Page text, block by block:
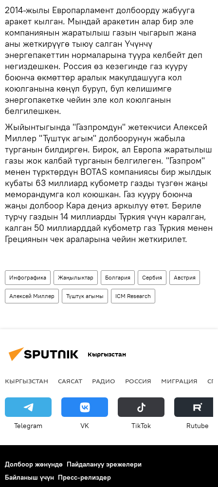
2014-жылы Европарламент долбоорду жабууга
аракет кылган. Мындай аракетин алар бир эле
компаниянын жаратылыш газын чыгарып жана
аны жеткирүүгө тыюу салган Үчүнчү
энергепакеттин нормаларына туура келбейт деп
негиздешкен. Россия өз кезегинде газ кууру
боюнча өкмөттөр аралык макулдашууга кол
коюлганына көңүл буруп, бул келишимге
энергопакетке чейин эле кол коюлганын
белгилешкен.
Жыйынтыгында "Газпромдун" жетекчиси Алексей
Миллер "Түштүк агым" долбоорунун жабыла
турганын билдирген. Бирок, ал Европа жаратылыш
газы жок калбай турганын белгилеген. "Газпром"
менен түрктөрдүн BOTAS компаниясы бир жылдык
кубаты 63 миллиард кубометр газды түзгөн жаңы
меморандумга кол коюшкан. Газ кууру боюнча
жаңы долбоор Кара деңиз аркылуу өтөт. Бериле
турчу газдын 14 миллиарды Түркия үчүн каралган,
калган 50 миллиарддай кубометр газ Түркия менен
Грециянын чек араларына чейин жеткирилет.
Инфографика Жаңылыктар Болгария Сербия Австрия
Алексей Миллер Түштүк агымы ICM Research
Кыргызстан
КЫРГЫЗСТАН САЯСАТ РАДИО РОССИЯ МИГРАЦИЯ
Telegram VK ТikТоk Rutube
Долбоор жөнүндө Пайдалануу эрежелери
Байланыш үчүн Пресс-релиздер